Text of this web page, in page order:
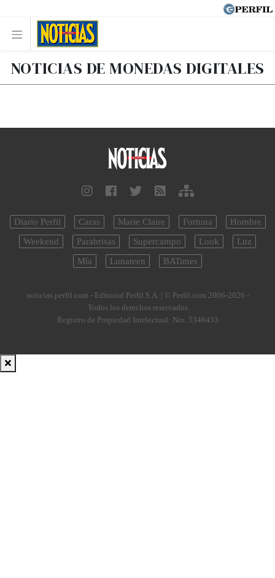
NOTICIAS DE MONEDAS DIGITALES
Diario Perfil Caras Marie Claire Fortuna
Hombre
Weekend
Parabrisas Supercampo Look
Luz
Mía
Lunateen BATimes
noticias.perfil.com - Editorial Perfil S.A. | © Perfil.com 2006-2026 -
Todos los derechos reservados
Registro de Propiedad Intelectual: Nro. 5346433